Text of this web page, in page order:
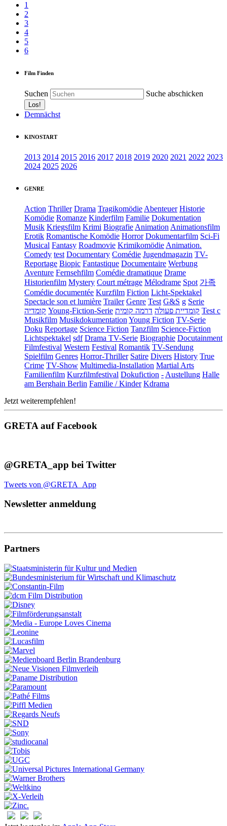
1
2
3
4
5
6
Film Finden
Suchen Suche abschicken
Demnächst
KINOSTART
2013 2014 2015 2016 2017 2018 2019 2020 2021 2022 2023
2024 2025 2026
GENRE
Action Thriller Drama Tragikomödie Abenteuer Historie
Komödie Romanze Kinderfilm Familie Dokumentation
Musik Kriegsfilm Krimi Biografie Animation Animationsfilm
Erotik Romantische Komödie Horror Dokumentarfilm Sci-Fi
Musical Fantasy Roadmovie Krimikomödie Animation.
Comedy test Documentary Comédie Jugendmagazin TV-
Reportage Biopic Fantastique Documentaire Werbung
Aventure Fernsehfilm Comédie dramatique Drame
Historienfilm Mystery Court métrage Mélodrame Spot 가족
Comédie documentée Kurzfilm Fiction Licht-Spektakel
Spectacle son et lumière Trailer Genre Test G&S g Serie
קומדיה Young-Fiction-Serie קומדיית פעולה דרמה קומית
Test c
Musikfilm Musikdokumentation Young Fiction TV-Serie
Doku Reportage Science Fiction Tanzfilm Science-Fiction
Lichtspektakel sdf Drama TV-Serie Biographie Docutainment
Filmfestival Western Festival Romantik TV-Sendung
Spielfilm Genres Horror-Thriller Satire Divers History True
Crime TV-Show Multimedia-Installation Martial Arts
Familienfilm Kurzfilmfestival Dokufiction - Austellung Halle
am Berghain Berlin Familie / Kinder Kdrama
Jetzt weiterempfehlen!
GRETA auf Facebook
@GRETA_app bei Twitter
Tweets von @GRETA_App
Newsletter anmeldung
Partners